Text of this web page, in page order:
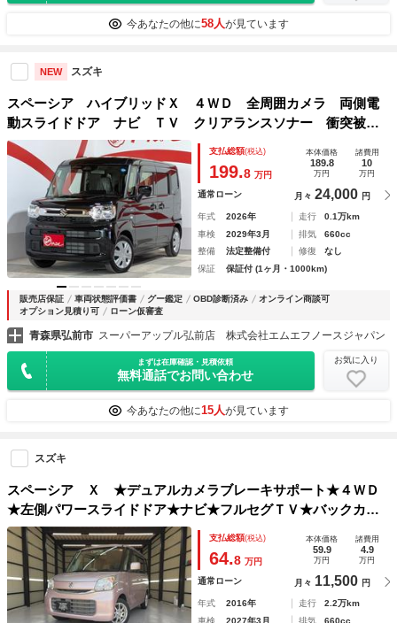
今あなたの他に58人が見ています
NEW スズキ
スペーシア ハイブリッドＸ ４ＷＤ 全周囲カメラ 両側電
動スライドドア ナビ ＴＶ クリアランスソナー 衝突被害
軽減システム ＬＥＤヘッドランプ スマートキー アイドリ
ングストップ 電動格納ミラー シートヒーター ベンチシー
支払総額(税込)
199.8 万円
本体価格
189.8
万円
諸費用
10
万円
通常ローン 月々 24,000 円
年式 2026年 走行
0.1万km
車検
2029年3月 排気
660cc
整備
法定整備付 修復
なし
保証
保証付 (1ヶ月・1000km)
販売店保証 車両状態評価書 グー鑑定 OBD診断済み
オンライン商談可
オプション見積り可
ローン仮審査
青森県弘前市 スーパーアップル弘前店 株式会社エムエフノースジャパン
まずは在庫確認・見積依頼
無料通話でお問い合わせ
お気に入り
今あなたの他に15人が見ています
スズキ
スペーシア Ｘ ★デュアルカメラブレーキサポート★４ＷＤ
★左側パワースライドドア★ナビ★フルセグＴＶ★バックカメ
ラ★Ｂｌｕｅｔｏｏｔｈ★ＣＤ／ＤＶＤ★ステアリングリモコ
ン★ＡＶジャック★シートヒーター★
支払総額(税込)
64.8 万円
本体価格
59.9
万円
諸費用
4.9
万円
通常ローン 月々 11,500 円
年式 2016年 走行
2.2万km
車検
2027年3月 排気
660cc